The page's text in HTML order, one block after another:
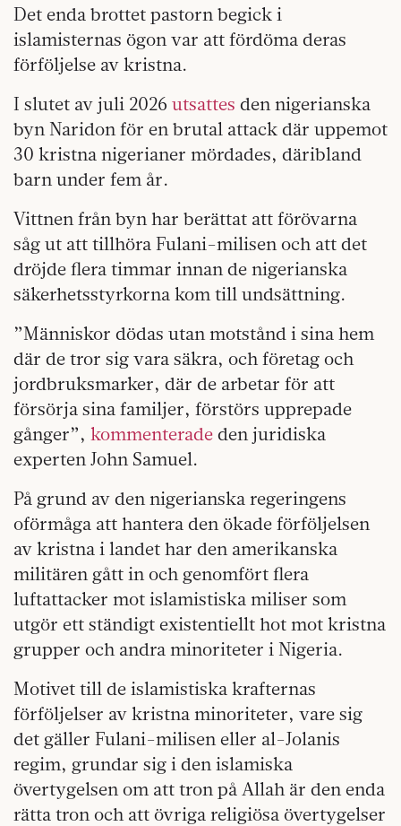
Det enda brottet pastorn begick i
islamisternas ögon var att fördöma deras
förföljelse av kristna.
I slutet av juli 2026 utsattes den nigerianska
byn Naridon för en brutal attack där uppemot
30 kristna nigerianer mördades, däribland
barn under fem år.
Vittnen från byn har berättat att förövarna
såg ut att tillhöra Fulani-milisen och att det
dröjde flera timmar innan de nigerianska
säkerhetsstyrkorna kom till undsättning.
”Människor dödas utan motstånd i sina hem
där de tror sig vara säkra, och företag och
jordbruksmarker, där de arbetar för att
försörja sina familjer, förstörs upprepade
gånger”, kommenterade den juridiska
experten John Samuel.
På grund av den nigerianska regeringens
oförmåga att hantera den ökade förföljelsen
av kristna i landet har den amerikanska
militären gått in och genomfört flera
luftattacker mot islamistiska miliser som
utgör ett ständigt existentiellt hot mot kristna
grupper och andra minoriteter i Nigeria.
Motivet till de islamistiska krafternas
förföljelser av kristna minoriteter, vare sig
det gäller Fulani-milisen eller al-Jolanis
regim, grundar sig i den islamiska
övertygelsen om att tron på Allah är den enda
rätta tron och att övriga religiösa övertygelser